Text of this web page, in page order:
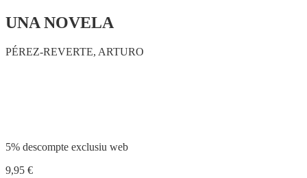
UNA NOVELA
PÉREZ-REVERTE, ARTURO
5% descompte exclusiu web
9,95 €